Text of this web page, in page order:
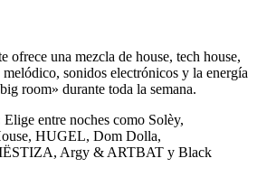
ofrece una mezcla de house, tech house,
sonidos electrónicos y la energía
room» durante toda la semana.
Elige entre noches como Solèy,
HUGEL, Dom Dolla,
Argy & ARTBAT y Black